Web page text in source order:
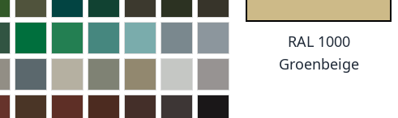
RAL 1000
Groenbeige